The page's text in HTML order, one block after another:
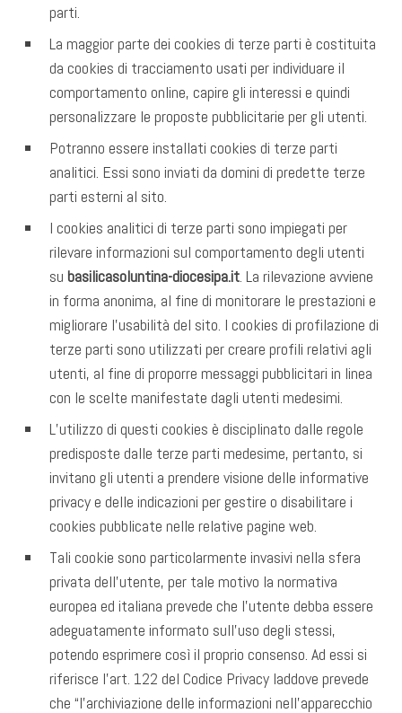
parti.
La maggior parte dei cookies di terze parti è costituita
da cookies di tracciamento usati per individuare il
comportamento online, capire gli interessi e quindi
personalizzare le proposte pubblicitarie per gli utenti.
Potranno essere installati cookies di terze parti
analitici. Essi sono inviati da domini di predette terze
parti esterni al sito.
I cookies analitici di terze parti sono impiegati per
rilevare informazioni sul comportamento degli utenti
su basilicasoluntina-diocesipa.it. La rilevazione avviene
in forma anonima, al fine di monitorare le prestazioni e
migliorare l’usabilità del sito. I cookies di profilazione di
terze parti sono utilizzati per creare profili relativi agli
utenti, al fine di proporre messaggi pubblicitari in linea
con le scelte manifestate dagli utenti medesimi.
L’utilizzo di questi cookies è disciplinato dalle regole
predisposte dalle terze parti medesime, pertanto, si
invitano gli utenti a prendere visione delle informative
privacy e delle indicazioni per gestire o disabilitare i
cookies pubblicate nelle relative pagine web.
Tali cookie sono particolarmente invasivi nella sfera
privata dell’utente, per tale motivo la normativa
europea ed italiana prevede che l’utente debba essere
adeguatamente informato sull’uso degli stessi,
potendo esprimere così il proprio consenso. Ad essi si
riferisce l’art. 122 del Codice Privacy laddove prevede
che “l’archiviazione delle informazioni nell’apparecchio